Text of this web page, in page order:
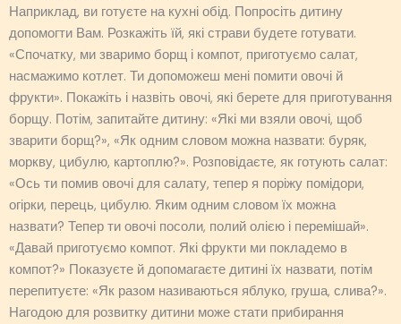
Наприклад, ви готуєте на кухні обід. Попросіть дитину
допомогти Вам. Розкажіть їй, які страви будете готувати.
«Спочатку, ми зваримо борщ і компот, приготуємо салат,
насмажимо котлет. Ти допоможеш мені помити овочі й
фрукти». Покажіть і назвіть овочі, які берете для приготування
борщу. Потім, запитайте дитину: «Які ми взяли овочі, щоб
зварити борщ?», «Як одним словом можна назвати: буряк,
моркву, цибулю, картоплю?». Розповідаєте, як готують салат:
«Ось ти помив овочі для салату, тепер я поріжу помідори,
огірки, перець, цибулю. Яким одним словом їх можна
назвати? Тепер ти овочі посоли, полий олією і перемішай».
«Давай приготуємо компот. Які фрукти ми покладемо в
компот?» Показуєте й допомагаєте дитині їх назвати, потім
перепитуєте: «Як разом називаються яблуко, груша, слива?».
Нагодою для розвитку дитини може стати прибирання